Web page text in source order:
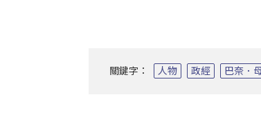
關鍵字： 人物 政經 巴奈．